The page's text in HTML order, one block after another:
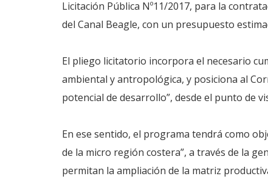
Licitación Pública Nº11/2017, para la
del Canal Beagle, con un presupuesto
El pliego licitatorio incorpora el necesario
ambiental y antropológica, y posiciona al
potencial de desarrollo”, desde el punto de
En ese sentido, el programa tendrá como
de la micro región costera”, a través de la
permitan la ampliación de la matriz